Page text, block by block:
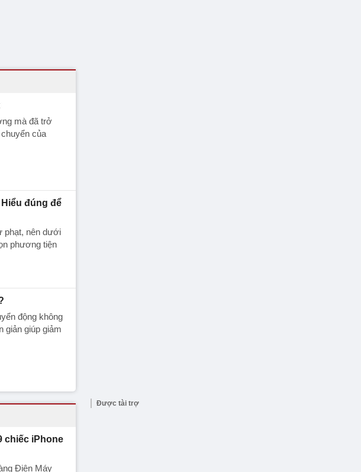
mà đã trở
của
đúng để
phạt, nên dưới
phương tiện
động không
giản giúp giảm
chiếc iPhone
Điện Máy
Được tài trợ